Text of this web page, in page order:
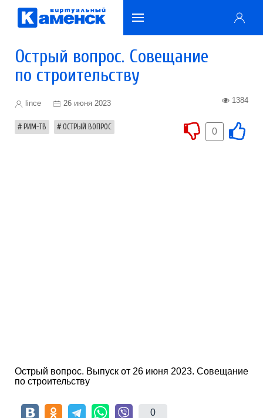
Острый вопрос. Совещание
по строительству
lince 26 июня 2023 1384
РИМ-ТВ ОСТРЫЙ ВОПРОС 0
Острый вопрос. Выпуск от 26 июня 2023. Совещание
по строительству
0